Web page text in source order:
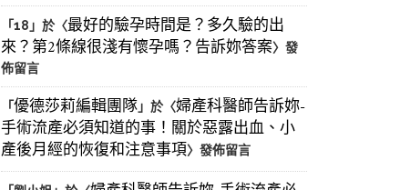
「18 」於〈最好的驗孕時間是？多久驗的出
來？第2條線很淺有懷孕嗎？告訴妳答案〉發
佈留言
「優德莎莉編輯團隊」於〈婦產科醫師告訴妳-
手術流產必須知道的事！關於惡露出血、小
產後月經的恢復和注意事項〉發佈留言